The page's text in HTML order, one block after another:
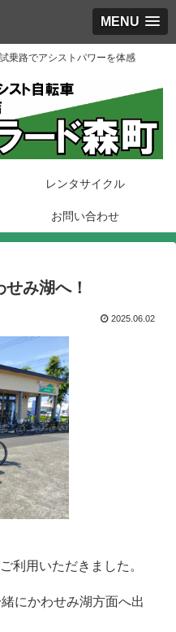
MENU
乗路でアシストパワーを体感
レンタサイクル
お問い合わせ
み湖へ！
2025.06.02
用いただきました。
にかわせみ湖方面へ出